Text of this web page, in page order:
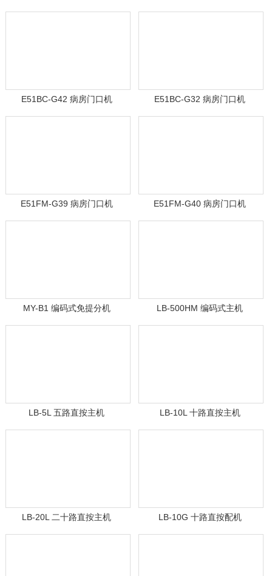
E51BC-G42 病房门口机 E51BC-G32 病房门口机
E51FM-G39 病房门口机 E51FM-G40 病房门口机
MY-B1 编码式免提分机 LB-500HM 编码式主机
LB-5L 五路直按主机 LB-10L 十路直按主机
LB-20L 二十路直按主机 LB-10G 十路直按配机